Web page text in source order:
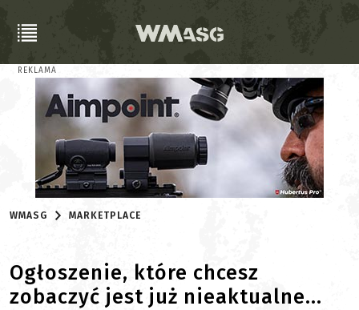
REKLAMA
WMASG MARKETPLACE
Ogłoszenie, które chcesz
zobaczyć jest już nieaktualne...